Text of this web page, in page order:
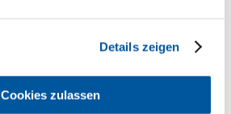
Details zeigen
Cookies zulassen